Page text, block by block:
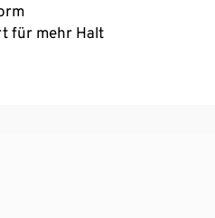
für mehr Halt
gerundete Büste